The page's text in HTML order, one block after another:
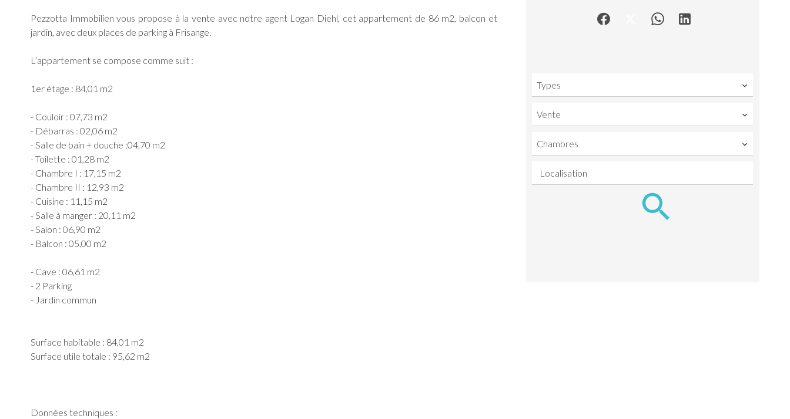
Pezzotta Immobilien vous propose à la vente avec notre agent Logan Diehl, cet appartement de 86 m2, balcon et
jardin, avec deux places de parking à Frisange.
L’appartement se compose comme suit :
1er étage : 84,01 m2
- Couloir : 07,73 m2
- Débarras : 02,06 m2
- Salle de bain + douche :04,70 m2
- Toilette : 01,28 m2
- Chambre I : 17,15 m2
- Chambre II : 12,93 m2
- Cuisine : 11,15 m2
- Salle à manger : 20,11 m2
- Salon : 06,90 m2
- Balcon : 05,00 m2
- Cave : 06,61 m2
- 2 Parking
- Jardin commun
Surface habitable : 84,01 m2
Surface utile totale : 95,62 m2
Données techniques :
Types
Vente
Chambres
Localisation